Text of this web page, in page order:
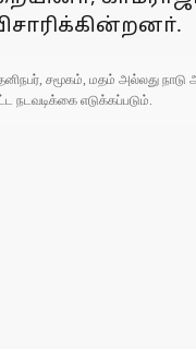
சமூகம், மதம் அல்லது
நடவடிக்கை எடுக்கப்படும்.